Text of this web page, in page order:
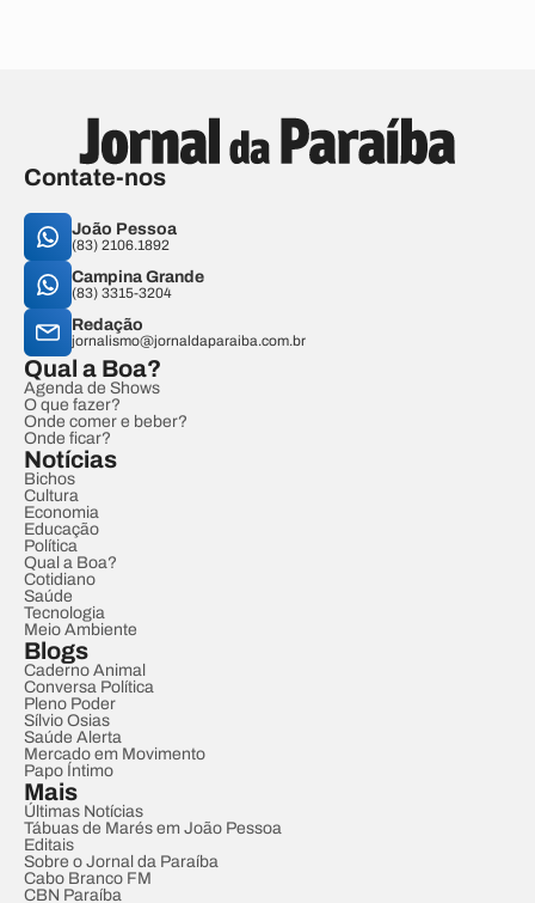
Contate-nos
João Pessoa
(83) 2106.1892
Campina Grande
(83) 3315-3204
Redação
jornalismo@jornaldaparaiba.com.br
Qual a Boa?
Agenda de Shows
O que fazer?
Onde comer e beber?
Onde ficar?
Notícias
Bichos
Cultura
Economia
Educação
Política
Qual a Boa?
Cotidiano
Saúde
Tecnologia
Meio Ambiente
Blogs
Caderno Animal
Conversa Política
Pleno Poder
Sílvio Osias
Saúde Alerta
Mercado em Movimento
Papo Íntimo
Mais
Últimas Notícias
Tábuas de Marés em João Pessoa
Editais
Sobre o Jornal da Paraíba
Cabo Branco FM
CBN Paraíba